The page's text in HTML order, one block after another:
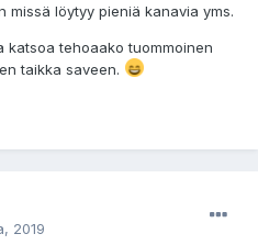
missä löytyy pieniä kanavia yms.
katsoa tehoaako tuommoinen
taikka saveen.
2019